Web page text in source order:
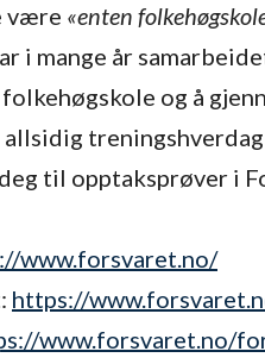
være «enten
i mange år
folkehøgskole og å
til opptaksprøver i
www.forsvaret.no/
https://
www.forsvaret.no/